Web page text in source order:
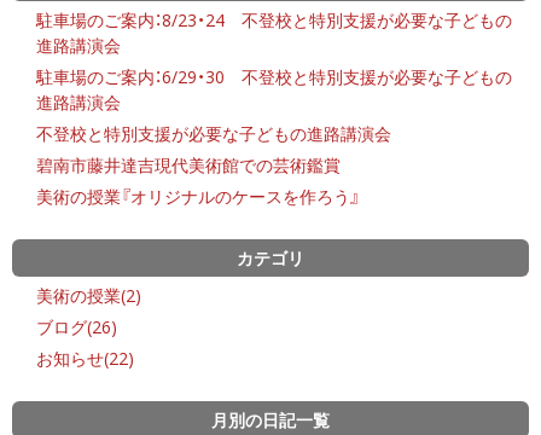
駐車場のご案内：8/23・24 不登校と特別支援が必要な子どもの
進路講演会
駐車場のご案内：6/29・30 不登校と特別支援が必要な子どもの
進路講演会
不登校と特別支援が必要な子どもの進路講演会
碧南市藤井達吉現代美術館での芸術鑑賞
美術の授業『オリジナルのケースを作ろう』
カテゴリ
美術の授業(2)
ブログ(26)
お知らせ(22)
月別の日記一覧